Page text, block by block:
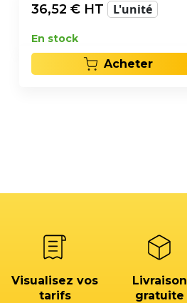
36,52 € HT L'unité
En stock
Acheter
Visualisez vos
tarifs
Livraison
gratuite